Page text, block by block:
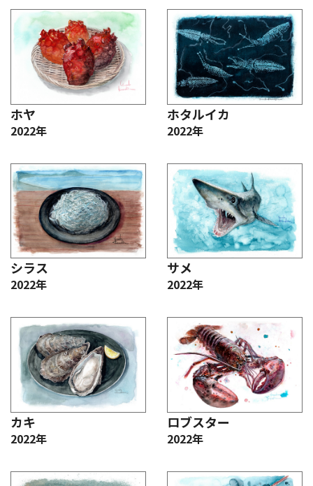
ホヤ
2022年
ホタルイカ
2022年
シラス
2022年
サメ
2022年
カキ
2022年
ロブスター
2022年